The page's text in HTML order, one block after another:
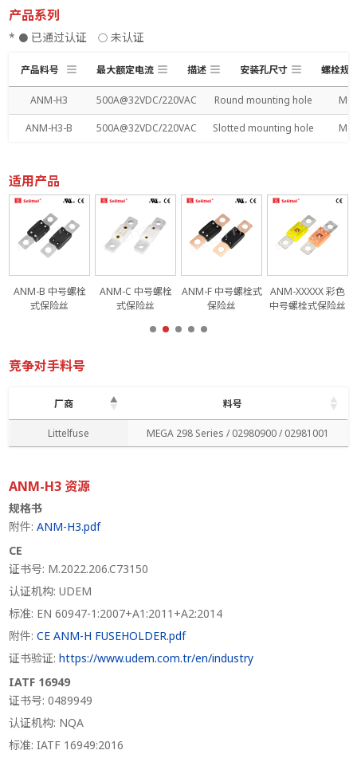
产品系列
* ● 已通过认证○ 未认证
产品料号 最大额定电流 描述 安装孔尺寸 螺栓规
ANM-H3 500A@32VDC/220VAC Round mounting hole M6
ANM-H3-B 500A@32VDC/220VAC Slotted mounting hole M6
适用产品
ANM-B 中号螺栓
式保险丝
ANM-C 中号螺栓
式保险丝
ANM-F 中号螺栓式
保险丝
ANM-XXXXX 彩色
中号螺栓式保险丝
竞争对手料号
厂商
料号
厂商
料号
Littelfuse MEGA 298 Series / 02980900 / 02981001
ANM-H3 资源
规格书
附件:ANM-H3.pdf
CE
证书号: M.2022.206.C73150
认证机构: UDEM
标准: EN 60947-1:2007+A1:2011+A2:2014
附件:CE ANM-H FUSEHOLDER.pdf
证书验证:https://www.udem.com.tr/en/industry
IATF 16949
证书号: 0489949
认证机构: NQA
标准: IATF 16949:2016